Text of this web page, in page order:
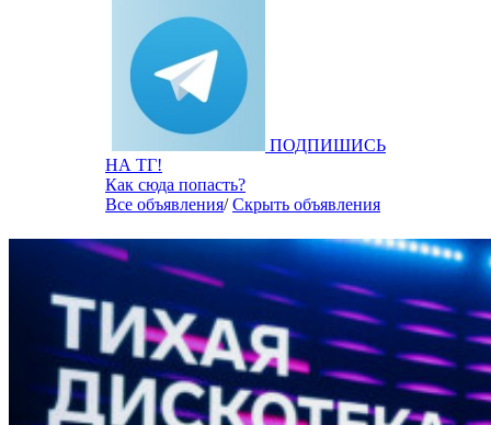
ПОДПИШИСЬ
НА ТГ!
Как сюда попасть?
Все объявления/Скрыть объявления